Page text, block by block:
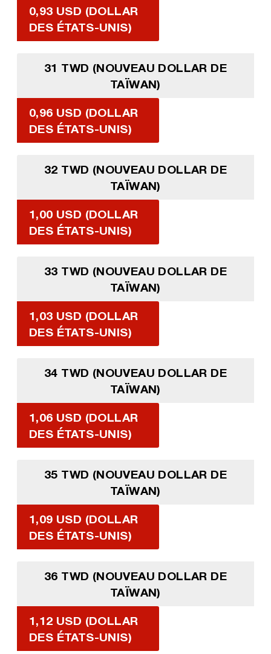
0,93 USD (DOLLAR
DES ÉTATS-UNIS)
31 TWD (NOUVEAU DOLLAR DE
TAÏWAN)
0,96 USD (DOLLAR
DES ÉTATS-UNIS)
32 TWD (NOUVEAU DOLLAR DE
TAÏWAN)
1,00 USD (DOLLAR
DES ÉTATS-UNIS)
33 TWD (NOUVEAU DOLLAR DE
TAÏWAN)
1,03 USD (DOLLAR
DES ÉTATS-UNIS)
34 TWD (NOUVEAU DOLLAR DE
TAÏWAN)
1,06 USD (DOLLAR
DES ÉTATS-UNIS)
35 TWD (NOUVEAU DOLLAR DE
TAÏWAN)
1,09 USD (DOLLAR
DES ÉTATS-UNIS)
36 TWD (NOUVEAU DOLLAR DE
TAÏWAN)
1,12 USD (DOLLAR
DES ÉTATS-UNIS)